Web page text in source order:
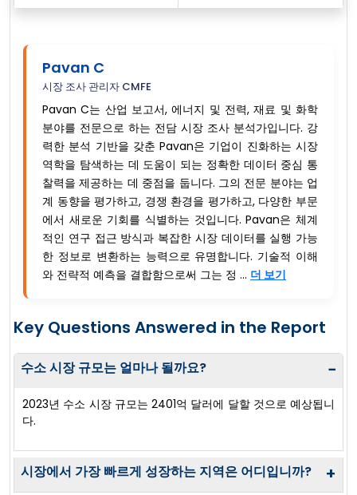
Pavan C
시장 조사 관리자 CMFE
Pavan C는 산업 보고서, 에너지 및 전력, 재료 및 화학
분야를 전문으로 하는 전담 시장 조사 분석가입니다. 강
력한 분석 기반을 갖춘 Pavan은 기업이 진화하는 시장
역학을 탐색하는 데 도움이 되는 정확한 데이터 중심 통
찰력을 제공하는 데 중점을 둡니다. 그의 전문 분야는 업
계 동향을 평가하고, 경쟁 환경을 평가하고, 다양한 부문
에서 새로운 기회를 식별하는 것입니다. Pavan은 체계
적인 연구 접근 방식과 복잡한 시장 데이터를 실행 가능
한 정보로 변환하는 능력으로 유명합니다. 기술적 이해
와 전략적 예측을 결합함으로써 그는 정 ... 더 보기
Key Questions Answered in the Report
수소 시장 규모는 얼마나 될까요? −
2023년 수소 시장 규모는 2401억 달러에 달할 것으로 예상됩니
다.
시장에서 가장 빠르게 성장하는 지역은 어디입니까? +